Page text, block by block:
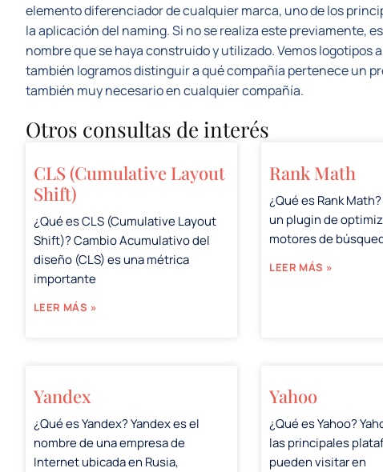
elemento diferenciador de cualquier marca, uno de los
la aplicación del naming. Si no se realiza este previamente,
nombre que se haya construido y utilizado. Vemos logotipos
también logramos distinguir a qué compañía pertenece un
también muy necesario en cualquier compañía.
Otros consultas de interés
CLS (Cumulative Layout
Shift)
¿Qué es CLS (Cumulative Layout
Shift)? Cambio Acumulativo del
diseño (CLS) es una métrica
importante
LEER MÁS »
Rank Math
¿Qué es Rank
un plugin de
motores de
LEER MÁS »
Yandex
¿Qué es Yandex? Yandex es el
nombre de una empresa de
Internet ubicada en Rusia,
Yahoo
¿Qué es Yahoo?
las principales
pueden visitar en